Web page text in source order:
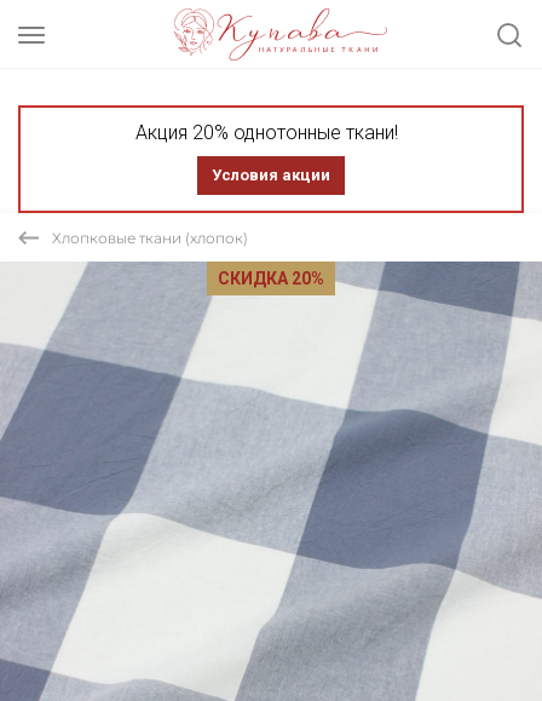
Акция 20% однотонные ткани!
Условия акции
Хлопковые ткани (хлопок)
СКИДКА 20%